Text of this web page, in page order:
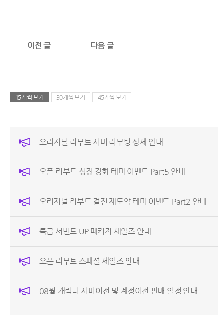
이전 글 다음 글
15개씩 보기 30개씩 보기 45개씩 보기
오리지널 리부트 서버 리부팅 상세 안내
오픈 리부트 성장 강화 테마 이벤트 Part5 안내
오리지널 리부트 결전 재도약 테마 이벤트 Part2 안내
특급 서번트 UP 패키지 세일즈 안내
오픈 리부트 스페셜 세일즈 안내
08월 캐릭터 서버이전 및 계정이전 판매 일정 안내